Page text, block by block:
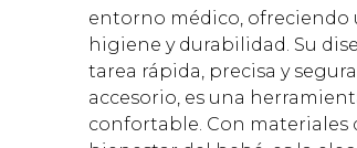
entorno médico,
higiene y durabilidad. Su
tarea rápida, precisa y
accesorio, es una
confortable. Con materiales